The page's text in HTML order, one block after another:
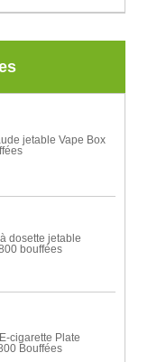
jetable Vape Box
dosette jetable
bouffées
cigarette Plate
Bouffées